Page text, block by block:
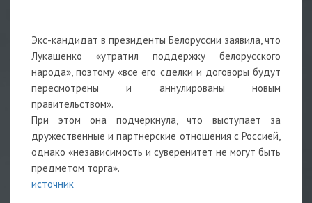
Экс-кандидат в президенты Белоруссии заявила, что
Лукашенко «утратил поддержку белорусского
народа», поэтому «все его сделки и договоры будут
пересмотрены и аннулированы новым
правительством».
При этом она подчеркнула, что выступает за
дружественные и партнерские отношения с Россией,
однако «независимость и суверенитет не могут быть
предметом торга».
источник